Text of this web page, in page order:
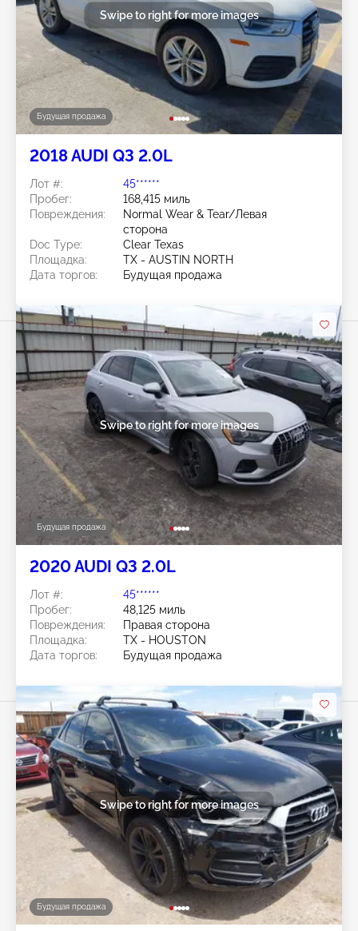
Будущая продажа
Swipe to right for more images
2018 AUDI Q3 2.0L
Лот #:
45******
Пробег:
168,415 миль
Повреждения:
Normal Wear & Tear/Левая
сторона
Doc Type:
Clear Texas
Площадка:
TX - AUSTIN NORTH
Дата торгов:
Будущая продажа
Будущая продажа
Swipe to right for more images
2020 AUDI Q3 2.0L
Лот #:
45******
Пробег:
48,125 миль
Повреждения:
Правая сторона
Площадка:
TX - HOUSTON
Дата торгов:
Будущая продажа
Будущая продажа
Swipe to right for more images